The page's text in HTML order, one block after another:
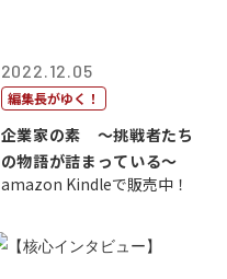
2022.12.05
編集長がゆく！
企業家の素 〜挑戦者たち
の物語が詰まっている〜
amazon Kindleで販売中！